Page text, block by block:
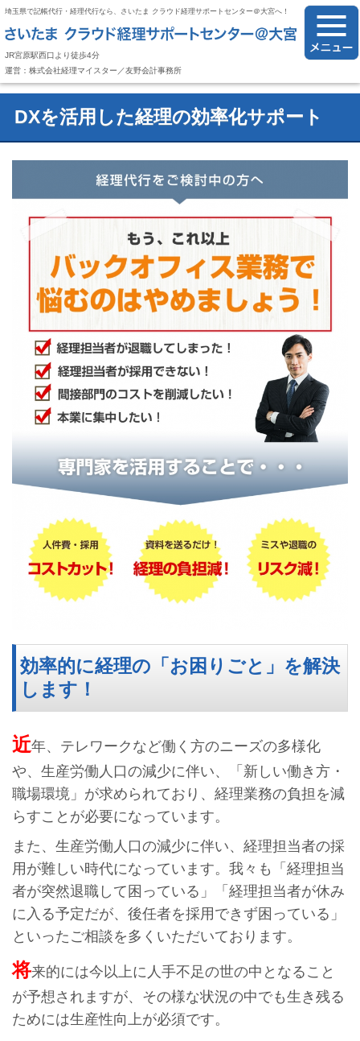
埼玉県で記帳代行・経理代行なら、さいたま クラウド経理サポートセンター＠大宮へ！
JR宮原駅西口より徒歩4分
運営：株式会社経理マイスター／友野会計事務所
DXを活用した経理の効率化サポート
効率的に経理の「お困りごと」を解決
します！
近年、テレワークなど働く方のニーズの多様化
や、生産労働人口の減少に伴い、「新しい働き方・
職場環境」が求められており、経理業務の負担を減
らすことが必要になっています。
また、生産労働人口の減少に伴い、経理担当者の採
用が難しい時代になっています。我々も「経理担当
者が突然退職して困っている」「経理担当者が休み
に入る予定だが、後任者を採用できず困っている」
といったご相談を多くいただいております。
将来的には今以上に人手不足の世の中となること
が予想されますが、その様な状況の中でも生き残る
ためには生産性向上が必須です。